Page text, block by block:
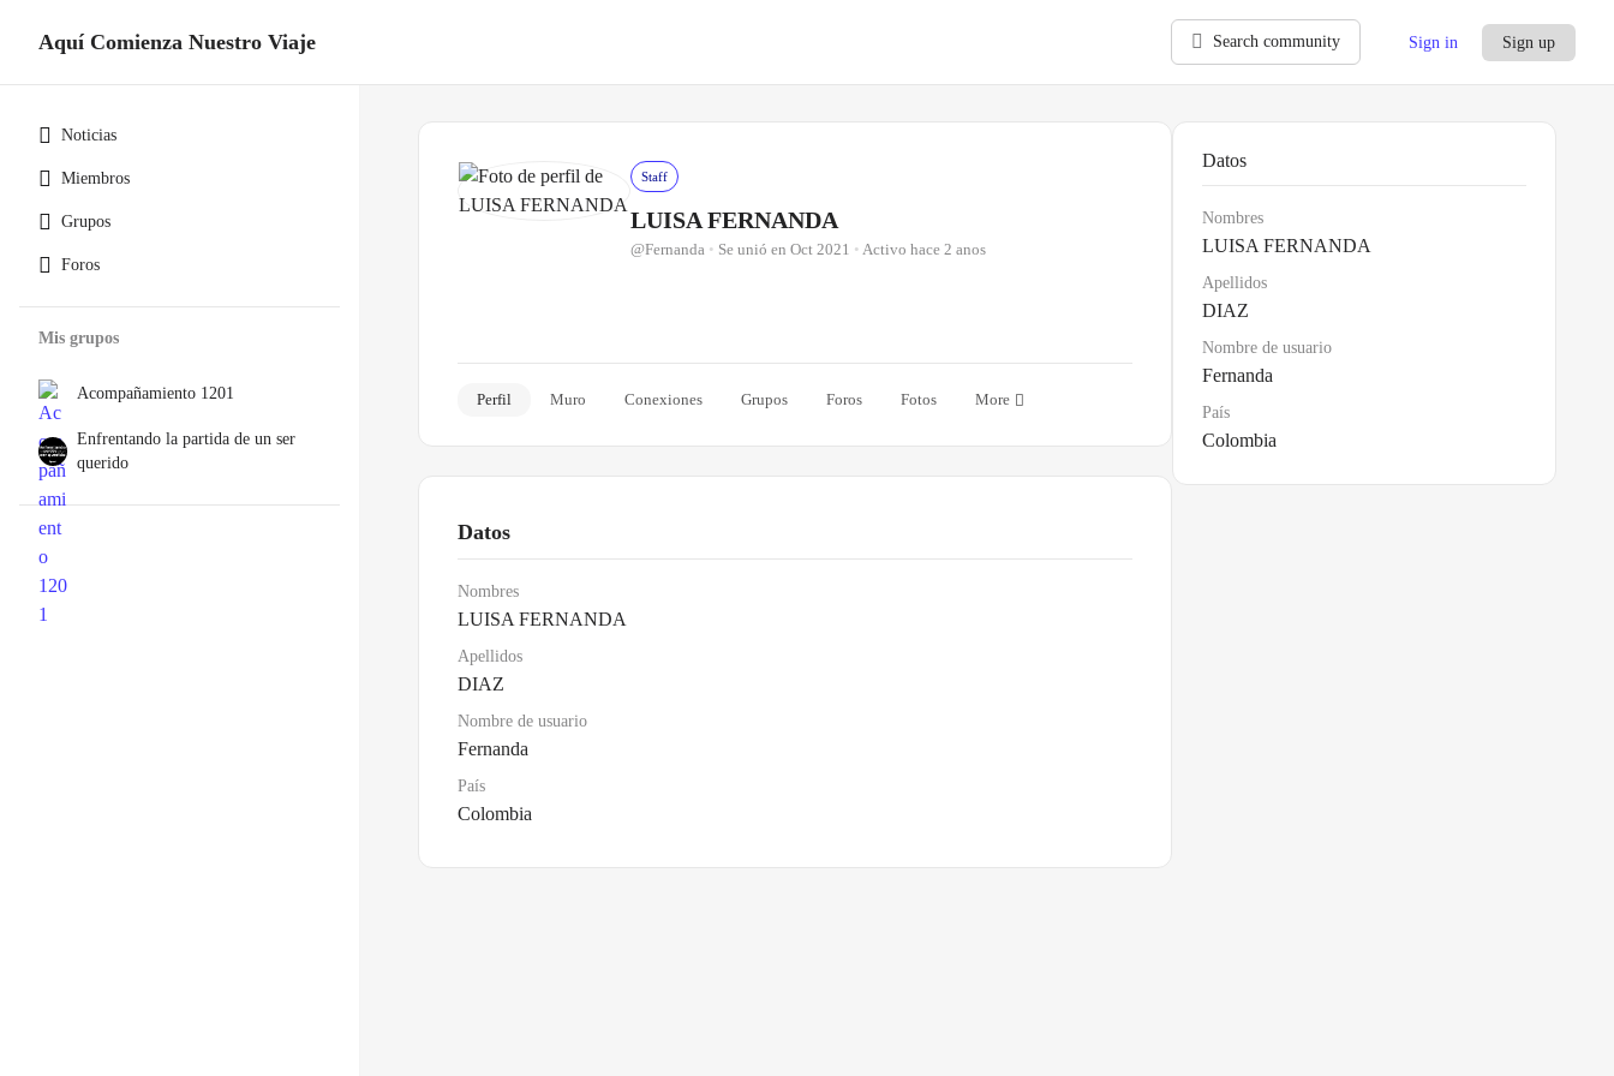
Noticias
Miembros
Grupos
Foros
Mis grupos
Acompañamiento 1201
Enfrentando la partida de un ser
querido
Aquí Comienza Nuestro Viaje Search community Sign in Sign up
Staff
LUISA FERNANDA
@Fernanda • Se unió en Oct 2021 • Activo hace 2 anos
Perfil Muro Conexiones Grupos Foros Fotos More
Datos
Nombres
LUISA FERNANDA
Apellidos
DIAZ
Nombre de usuario
Fernanda
País
Colombia
Datos
Nombres
LUISA FERNANDA
Apellidos
DIAZ
Nombre de usuario
Fernanda
País
Colombia